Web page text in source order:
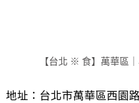
【台北 ※ 食】萬華區
地址：台北市萬華區西園